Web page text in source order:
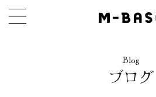
Blog
ブログ